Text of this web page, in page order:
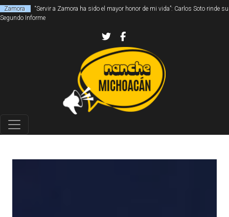
Zamora
“Servir a Zamora ha sido el mayor honor de mi vida”: Carlos Soto rinde su
Segundo Informe